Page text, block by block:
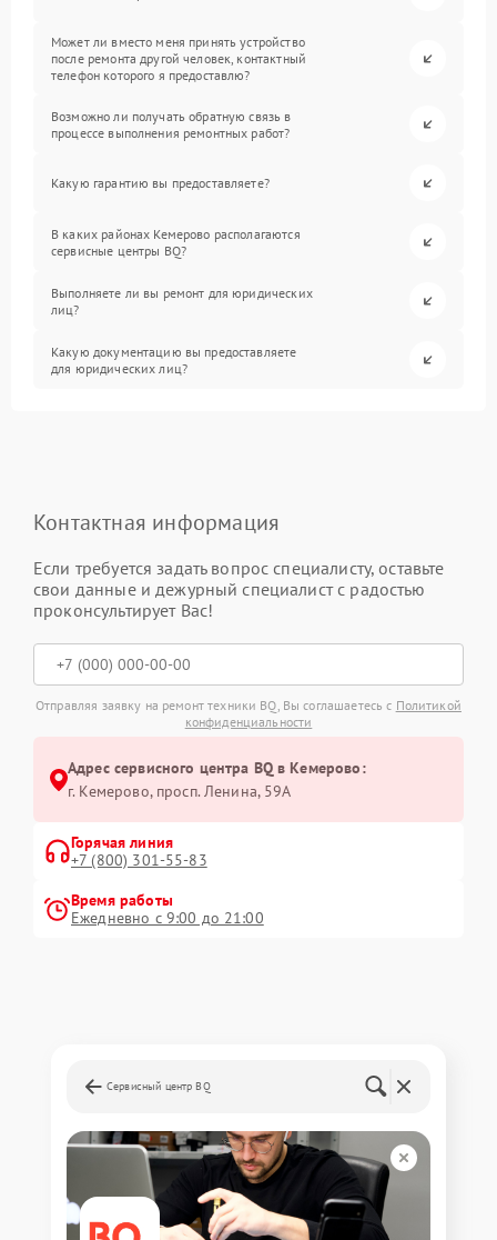
Может ли вместо меня принять устройство
после ремонта другой человек, контактный
телефон которого я предоставлю?
Возможно ли получать обратную связь в
процессе выполнения ремонтных работ?
Какую гарантию вы предоставляете?
В каких районах Кемерово располагаются
сервисные центры BQ?
Выполняете ли вы ремонт для юридических
лиц?
Какую документацию вы предоставляете
для юридических лиц?
Контактная информация
Если требуется задать вопрос специалисту, оставьте
свои данные и дежурный специалист с радостью
проконсультирует Вас!
Отправляя заявку на ремонт техники BQ, Вы соглашаетесь с Политикой
конфиденциальности
Адрес сервисного центра BQ в Кемерово:
г. Кемерово, просп. Ленина, 59А
Горячая линия
+7 (800) 301-55-83
Время работы
Ежедневно с 9:00 до 21:00
Сервисный центр BQ